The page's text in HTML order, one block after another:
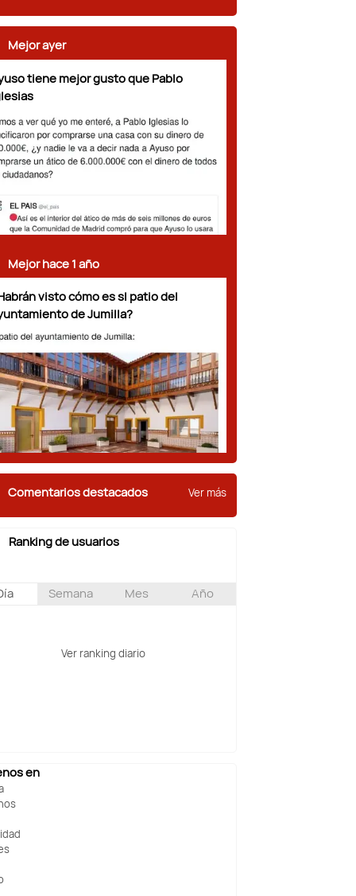
Mejor ayer
tiene mejor gusto que Pablo
Mejor hace 1 año
visto cómo es sl patio del
de Jumilla?
Comentarios destacados Ver más
Ranking de usuarios
Semana Mes Año
Ver ranking diario
en